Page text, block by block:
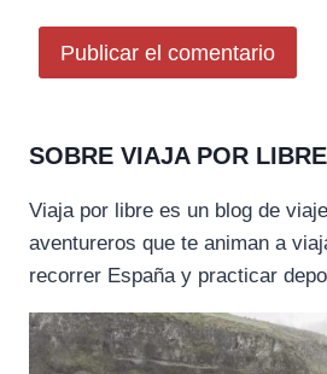
SOBRE VIAJA POR LIBRE
Viaja por libre es un blog de
aventureros que te animan a
recorrer España y practicar